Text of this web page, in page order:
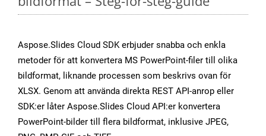
Aspose.Slides Cloud SDK erbjuder snabba och enkla
metoder för att konvertera MS PowerPoint-filer till olika
bildformat, liknande processen som beskrivs ovan för
XLSX. Genom att använda direkta REST API-anrop eller
SDK:er låter Aspose.Slides Cloud API:er konvertera
PowerPoint-bilder till flera bildformat, inklusive JPEG,